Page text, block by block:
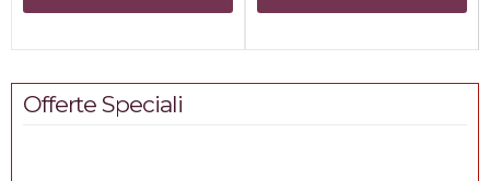
Offerte Speciali